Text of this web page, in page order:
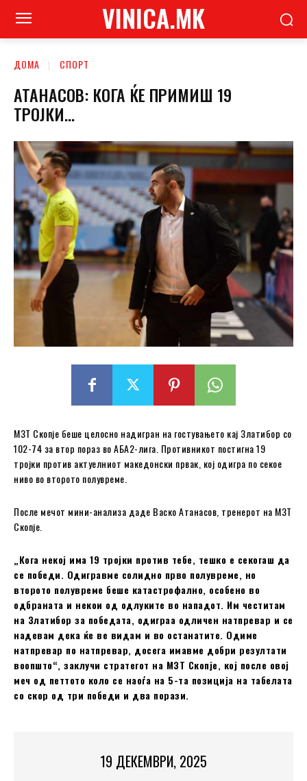
VINICA.MK
ДОМА СПОРТ
АТАНАСОВ: КОГА ЌЕ ПРИМИШ 19
ТРОЈКИ…
МЗТ Скопје беше целосно надигран на гостувањето кај Златибор со
102-74 за втор пораз во АБА2-лига. Противникот постигна 19
тројки против актуелниот македонски првак, кој одигра по секое
ниво во второто полувреме.
После мечот мини-анализа даде Васко Атанасов, тренерот на МЗТ
Скопје.
„Кога некој има 19 тројки против тебе, тешко е секогаш да
се победи. Одигравме солидно прво полувреме, но
второто полувреме беше катастрофално, особено во
одбраната и некои од одлуките во нападот. Им честитам
на Златибор за победата, одиграа одличен натпревар и се
надевам дека ќе ве видам и во останатите. Одиме
натпревар по натпревар, досега имавме добри резултати
воопшто“, заклучи стратегот на МЗТ Скопје, кој после овој
меч од петтото коло се наоѓа на 5-та позиција на табелата
со скор од три победи и два порази.
19 ДЕКЕМВРИ, 2025